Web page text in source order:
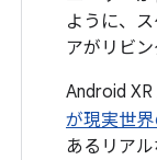
ように、
アがリビ
Android
が現実世界
あるリア